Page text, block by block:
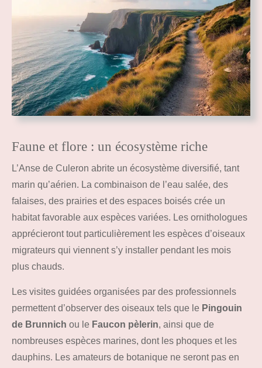
Faune et flore : un écosystème riche
L’Anse de Culeron abrite un écosystème diversifié, tant
marin qu’aérien. La combinaison de l’eau salée, des
falaises, des prairies et des espaces boisés crée un
habitat favorable aux espèces variées. Les ornithologues
apprécieront tout particulièrement les espèces d’oiseaux
migrateurs qui viennent s’y installer pendant les mois
plus chauds.
Les visites guidées organisées par des professionnels
permettent d’observer des oiseaux tels que le Pingouin
de Brunnich ou le Faucon pèlerin, ainsi que de
nombreuses espèces marines, dont les phoques et les
dauphins. Les amateurs de botanique ne seront pas en